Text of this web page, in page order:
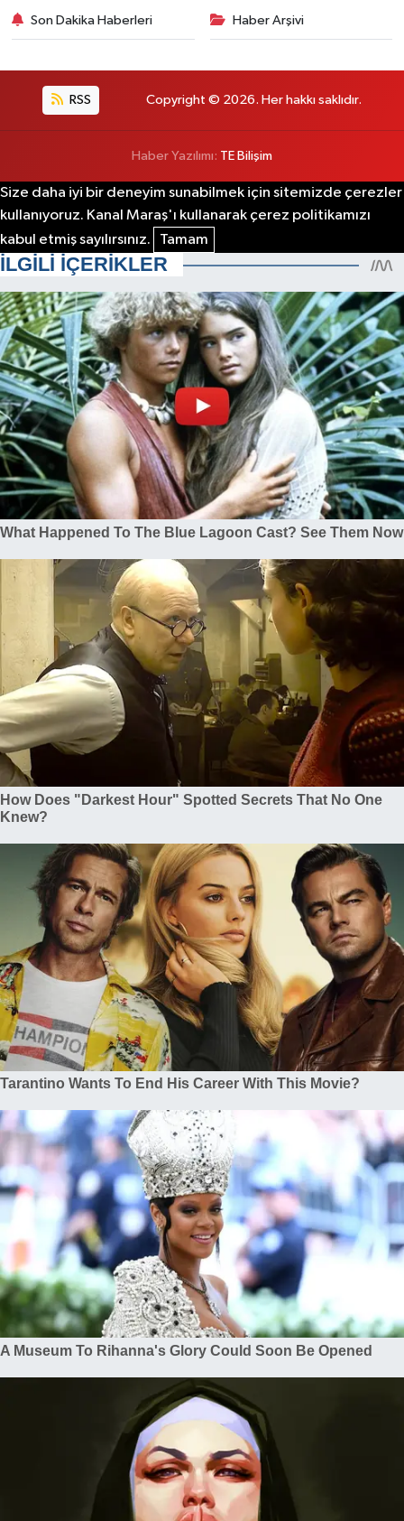
Son Dakika Haberleri Haber Arşivi
RSS Copyright © 2026. Her hakkı saklıdır.
Haber Yazılımı: TE Bilişim
Size daha iyi bir deneyim sunabilmek için sitemizde çerezler
kullanıyoruz. Kanal Maraş'ı kullanarak çerez politikamızı
kabul etmiş sayılırsınız.
Tamam